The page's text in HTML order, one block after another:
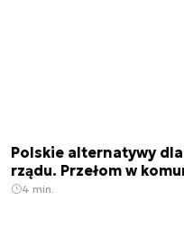
Polskie alternatywy
rządu. Przełom w
4 min.